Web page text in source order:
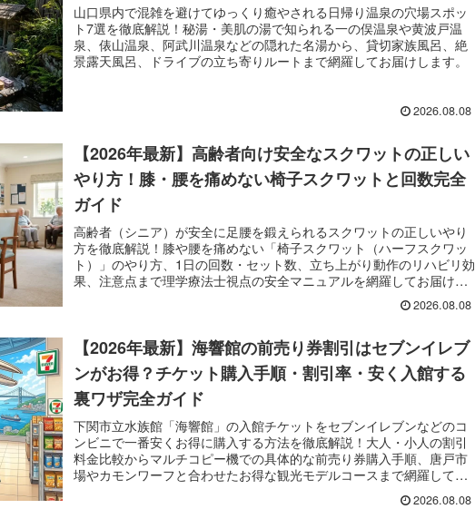
山口県内で混雑を避けてゆっくり癒やされる日帰り温泉の穴場スポッ
ト7選を徹底解説！秘湯・美肌の湯で知られる一の俣温泉や黄波戸温
泉、俵山温泉、阿武川温泉などの隠れた名湯から、貸切家族風呂、絶
景露天風呂、ドライブの立ち寄りルートまで網羅してお届けします。
2026.08.08
【2026年最新】高齢者向け安全なスクワットの正しい
やり方！膝・腰を痛めない椅子スクワットと回数完全
ガイド
高齢者（シニア）が安全に足腰を鍛えられるスクワットの正しいやり
方を徹底解説！膝や腰を痛めない「椅子スクワット（ハーフスクワッ
ト）」のやり方、1日の回数・セット数、立ち上がり動作のリハビリ効
果、注意点まで理学療法士視点の安全マニュアルを網羅してお届けし
2026.08.08
【2026年最新】海響館の前売り券割引はセブンイレブ
ンがお得？チケット購入手順・割引率・安く入館する
裏ワザ完全ガイド
下関市立水族館「海響館」の入館チケットをセブンイレブンなどのコ
ンビニで一番安くお得に購入する方法を徹底解説！大人・小人の割引
料金比較からマルチコピー機での具体的な前売り券購入手順、唐戸市
場やカモンワーフと合わせたお得な観光モデルコースまで網羅してお
2026.08.08